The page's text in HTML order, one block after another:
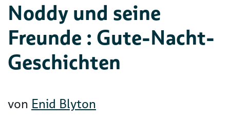
Noddy und seine
Freunde : Gute-Nacht-
Geschichten
von Enid Blyton